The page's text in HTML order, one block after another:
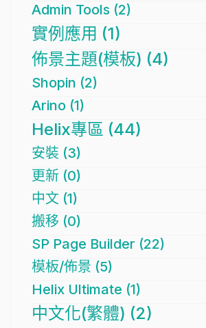
Admin Tools (2)
實例應用 (1)
佈景主題(模板) (4)
Shopin (2)
Arino (1)
Helix專區 (44)
安裝 (3)
更新 (0)
中文 (1)
搬移 (0)
SP Page Builder (22)
模板/佈景 (5)
Helix Ultimate (1)
中文化(繁體) (2)